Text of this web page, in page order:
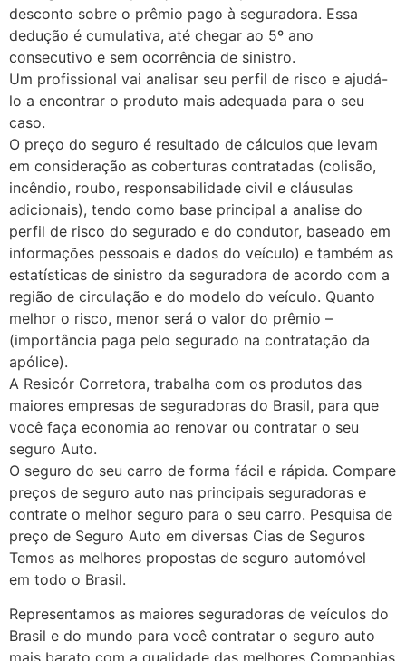
desconto sobre o prêmio pago à seguradora. Essa
dedução é cumulativa, até chegar ao 5º ano
consecutivo e sem ocorrência de sinistro.
Um profissional vai analisar seu perfil de risco e ajudá-
lo a encontrar o produto mais adequada para o seu
caso.
O preço do seguro é resultado de cálculos que levam
em consideração as coberturas contratadas (colisão,
incêndio, roubo, responsabilidade civil e cláusulas
adicionais), tendo como base principal a analise do
perfil de risco do segurado e do condutor, baseado em
informações pessoais e dados do veículo) e também as
estatísticas de sinistro da seguradora de acordo com a
região de circulação e do modelo do veículo. Quanto
melhor o risco, menor será o valor do prêmio –
(importância paga pelo segurado na contratação da
apólice).
A Resicór Corretora, trabalha com os produtos das
maiores empresas de seguradoras do Brasil, para que
você faça economia ao renovar ou contratar o seu
seguro Auto.
O seguro do seu carro de forma fácil e rápida. Compare
preços de seguro auto nas principais seguradoras e
contrate o melhor seguro para o seu carro. Pesquisa de
preço de Seguro Auto em diversas Cias de Seguros
Temos as melhores propostas de seguro automóvel
em todo o Brasil.
Representamos as maiores seguradoras de veículos do
Brasil e do mundo para você contratar o seguro auto
mais barato com a qualidade das melhores Companhias